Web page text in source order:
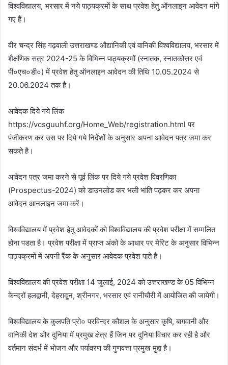
विश्वविद्यालय, भरसार में नये पाठ्यक्रमों के साथ प्रवेश हेतु ऑनलाइन आवेदन मांगे
गए हैं।
वीर चन्द्र सिंह गढ़वाली उत्तराखण्ड औद्यानिकी एवं वानिकी विश्वविद्यालय, भरसार में
शैक्षणिक सत्र 2024-25 के विभिन्न पाठ्यक्रमों (स्नातक, स्नातकोत्तर एवं
पी०एच०डी०) में प्रवेश हेतु ऑनलाइन आवेदन की तिथि 10.05.2024 से
20.06.2024 तक है।
आवेदक दिये गये लिंक
https://vcsguuhf.org/Home_Web/registration.html पर
पंजीकरण कर उस पर दिये गये निर्देशों के अनुसार अपना आवेदन पत्र जमा कर
सकते है।
आवेदन पत्र जमा करने से पूर्व लिंक पर दिये गये प्रवेश विवरणिका
(Prospectus-2024) को डाउनलोड कर भली भांति पढ़कर कर अपना
आवेदन आनलाइन जमा करें।
विश्वविद्यालय में प्रवेश हेतु आवेदकों को विश्वविद्यालय की प्रवेश परीक्षा में सम्मलित
होना पडता है। प्रवेश परीक्षा में प्राप्त अंको के आधार पर मेरिट के अनुसार विभिन्न
पाठ्यक्रमों में अपनी रैंक के अनुसार आवेदक प्रवेश पाते है।
विश्वविद्यालय की प्रवेश परीक्षा 14 जुलाई, 2024 को उत्तराखण्ड के 05 विभिन्न
केन्द्रों हलद्वानी, देहरादून, श्रीनगर, भरसार एवं रानीचौरी में आयोजित की जायेगी।
विश्वविद्यालय के कुलपति प्रो० परविन्दर कौशल के अनुसार कृषि, बागवानी और
वानिकी देश और दुनिया में प्रमुख क्षेत्र हैं जिन पर दुनिया विचार कर रही है और
वर्तमान संदर्भ में भोजन और पर्यावरण की गुणवत्ता प्रमुख मुद्दा है।